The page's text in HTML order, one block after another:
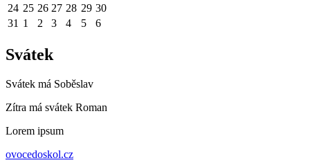
24 25 26 27 28 29 30
31 1 2 3 4 5 6
Svátek
Svátek má Soběslav
Zítra má svátek Roman
Lorem ipsum
ovocedoskol.cz